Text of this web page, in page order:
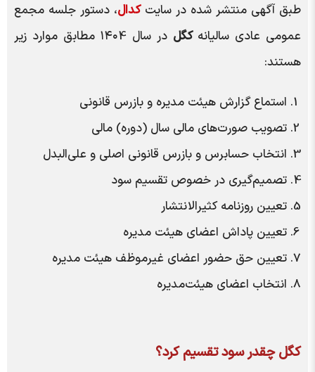
طبق آگهی منتشر شده در سایتکدال، دستور جلسه مجمع
عمومی عادی سالیانهکگل
در سال ۱۴۰4 مطابق موارد زیر
هستند:
استماع گزارش هیئت‌ مدیره و بازرس قانونی
تصویب صورت‌های مالی سال (دوره) مالی
انتخاب حسابرس و بازرس قانونی اصلی و علی‌البدل
تصمیم‌گیری در خصوص تقسیم سود
تعیین روزنامه کثیرالانتشار
تعیین پاداش اعضای هیئت مدیره
تعیین حق حضور اعضای غیرموظف هیئت مدیره
انتخاب اعضای هیئت‌مدیره
کگل چقدر سود تقسیم کرد؟